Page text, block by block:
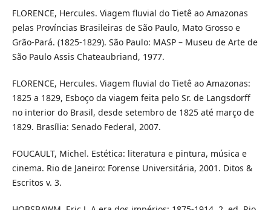
FLORENCE, Hercules. Viagem fluvial do Tietê ao Amazonas
pelas Províncias Brasileiras de São Paulo, Mato Grosso e
Grão-Pará. (1825-1829). São Paulo: MASP – Museu de Arte de
São Paulo Assis Chateaubriand, 1977.
FLORENCE, Hercules. Viagem fluvial do Tietê ao Amazonas:
1825 a 1829, Esboço da viagem feita pelo Sr. de Langsdorff
no interior do Brasil, desde setembro de 1825 até março de
1829. Brasília: Senado Federal, 2007.
FOUCAULT, Michel. Estética: literatura e pintura, música e
cinema. Rio de Janeiro: Forense Universitária, 2001. Ditos &
Escritos v. 3.